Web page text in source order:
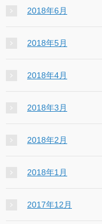
2018年6月
2018年5月
2018年4月
2018年3月
2018年2月
2018年1月
2017年12月